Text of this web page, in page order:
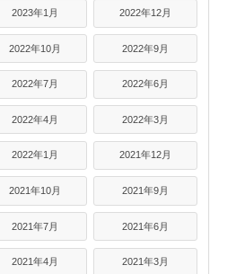
2023年1月 2022年12月
2022年10月 2022年9月
2022年7月 2022年6月
2022年4月 2022年3月
2022年1月 2021年12月
2021年10月 2021年9月
2021年7月 2021年6月
2021年4月 2021年3月